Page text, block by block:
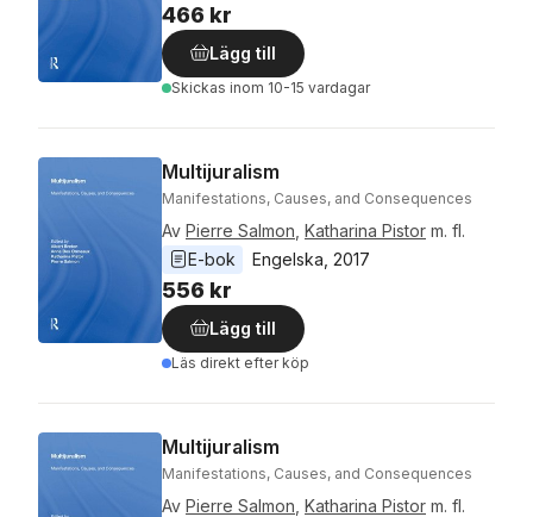
466 kr
Lägg till
Skickas inom 10-15 vardagar
Multijuralism
Manifestations, Causes, and Consequences
Av Pierre Salmon Katharina Pistor m. fl.
E-bok
Engelska 2017
556 kr
Lägg till
Läs direkt efter köp
Multijuralism
Manifestations, Causes, and Consequences
Av Pierre Salmon Katharina Pistor m. fl.